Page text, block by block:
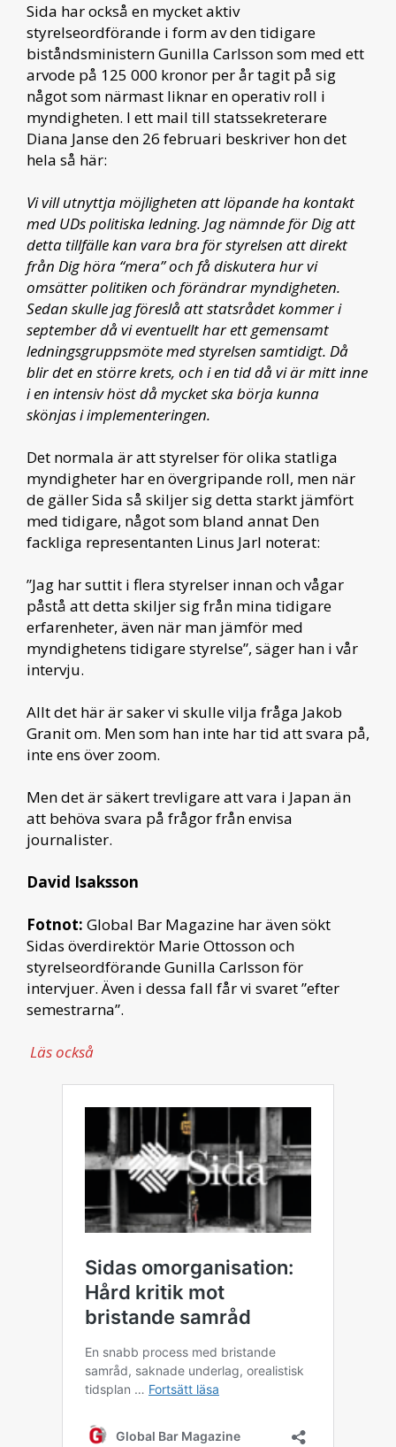
Sida har också en mycket aktiv
styrelseordförande i form av den tidigare
biståndsministern Gunilla Carlsson som med ett
arvode på 125 000 kronor per år tagit på sig
något som närmast liknar en operativ roll i
myndigheten. I ett mail till statssekreterare
Diana Janse den 26 februari beskriver hon det
hela så här:
Vi vill utnyttja möjligheten att löpande ha kontakt
med UDs politiska ledning. Jag nämnde för Dig att
detta tillfälle kan vara bra för styrelsen att direkt
från Dig höra “mera” och få diskutera hur vi
omsätter politiken och förändrar myndigheten.
Sedan skulle jag föreslå att statsrådet kommer i
september då vi eventuellt har ett gemensamt
ledningsgruppsmöte med styrelsen samtidigt. Då
blir det en större krets, och i en tid då vi är mitt inne
i en intensiv höst då mycket ska börja kunna
skönjas i implementeringen.
Det normala är att styrelser för olika statliga
myndigheter har en övergripande roll, men när
de gäller Sida så skiljer sig detta starkt jämfört
med tidigare, något som bland annat Den
fackliga representanten Linus Jarl noterat:
”Jag har suttit i flera styrelser innan och vågar
påstå att detta skiljer sig från mina tidigare
erfarenheter, även när man jämför med
myndighetens tidigare styrelse”, säger han i vår
intervju.
Allt det här är saker vi skulle vilja fråga Jakob
Granit om. Men som han inte har tid att svara på,
inte ens över zoom.
Men det är säkert trevligare att vara i Japan än
att behöva svara på frågor från envisa
journalister.
David Isaksson
Fotnot: Global Bar Magazine har även sökt
Sidas överdirektör Marie Ottosson och
styrelseordförande Gunilla Carlsson för
intervjuer. Även i dessa fall får vi svaret ”efter
semestrarna”.
Läs också